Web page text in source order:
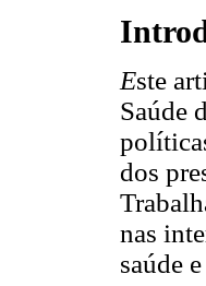
Este
Saúde
dos
nas
saúde